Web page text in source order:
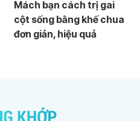
Mách bạn cách trị gai
cột sống bằng khế chua
đơn giản, hiệu quả